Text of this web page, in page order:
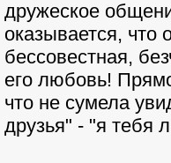
дружеское
оказывается, что
бессовестная,
его любовь!
что не сумела
друзья" - "я тебя